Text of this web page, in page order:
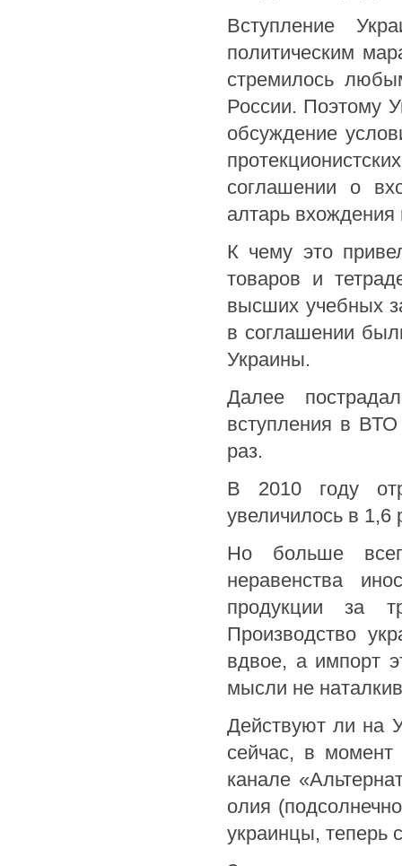
Вступление
политическим
стремилось
России. Поэтому
обсуждение
соглашении о
алтарь
К чему это
товаров и
высших учебных
в соглашении
Украины.
Далее
вступления в
раз.
В 2010 году
увеличилось в 1,6
Но больше
неравенства
продукции за
Производство
вдвое, а импорт
мысли не
Действуют ли на
сейчас, в
канале
олия
украинцы, теперь